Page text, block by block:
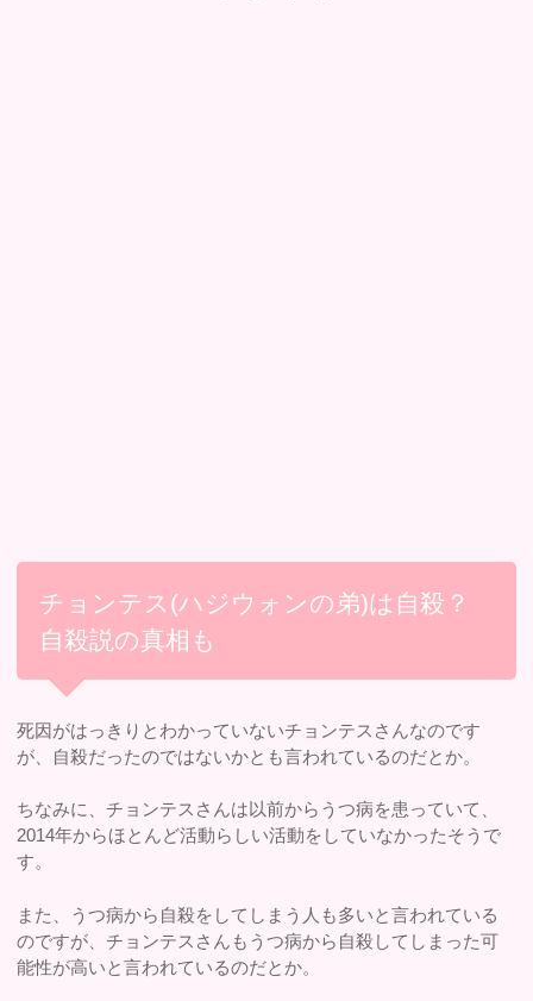
チョンテス(ハジウォンの弟)は自殺？
自殺説の真相も
死因がはっきりとわかっていないチョンテスさんなのです
が、自殺だったのではないかとも言われているのだとか。
ちなみに、チョンテスさんは以前からうつ病を患っていて、
2014年からほとんど活動らしい活動をしていなかったそうで
す。
また、うつ病から自殺をしてしまう人も多いと言われている
のですが、チョンテスさんもうつ病から自殺してしまった可
能性が高いと言われているのだとか。